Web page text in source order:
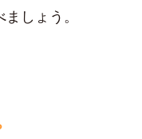
しょう。